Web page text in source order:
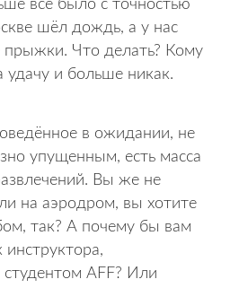
всё было с точностью
шёл дождь, а у нас
Что делать? Кому
удачу и больше никак.
в ожидании, не
упущенным, есть масса
Вы же не
на аэродром, вы хотите
так? А почему бы вам
AFF? Или